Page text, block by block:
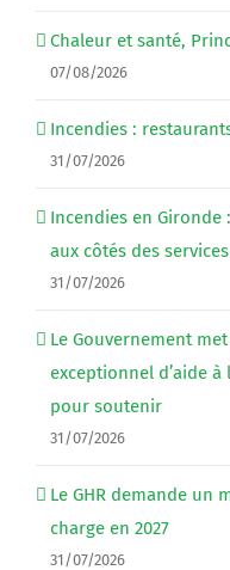
Chaleur et santé,
07/08/2026
Incendies :
31/07/2026
Incendies en
aux côtés des
31/07/2026
Le Gouvernement
exceptionnel d’aide à
pour soutenir
31/07/2026
Le GHR demande un
charge en 2027
31/07/2026